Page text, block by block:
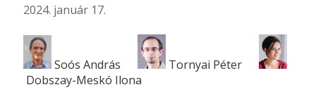
2024. január 17.
Soós András
Tornyai Péter
Dobszay-Meskó Ilona